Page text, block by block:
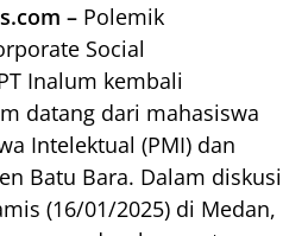
– Polemik
Social
Inalum kembali
datang dari mahasiswa
Intelektual (PMI) dan
Batu Bara. Dalam diskusi
(16/01/2025) di Medan,